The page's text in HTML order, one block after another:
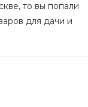
то вы попали
для дачи и